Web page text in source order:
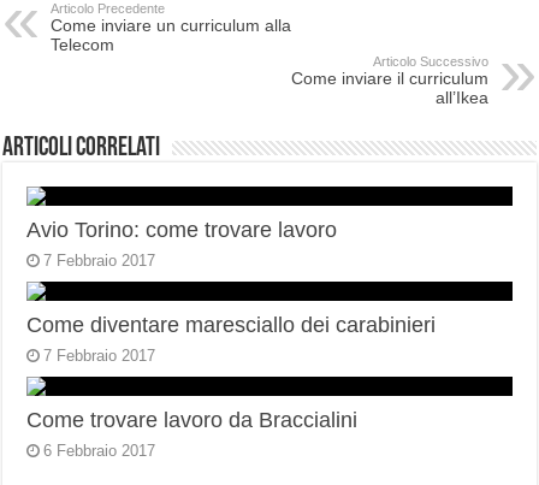
Articolo Precedente
Come inviare un curriculum alla
Telecom
Articolo Successivo
Come inviare il curriculum
all’Ikea
Articoli correlati
Avio Torino: come trovare lavoro
7 Febbraio 2017
Come diventare maresciallo dei carabinieri
7 Febbraio 2017
Come trovare lavoro da Braccialini
6 Febbraio 2017